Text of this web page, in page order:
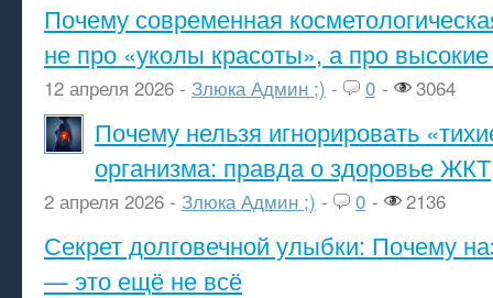
Почему современная
не про «уколы красоты», а про высокие
12 апреля 2026 - Злюка Админ ;) - 0 - 3064
Почему нельзя игнорировать
организма: правда о здоровье ЖКТ
2 апреля 2026 - Злюка Админ ;) - 0 - 2136
Секрет долговечной улыбки: Почему
— это ещё не всё